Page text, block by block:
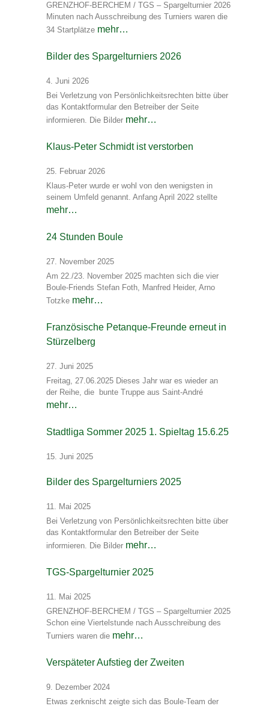
GRENZHOF-BERCHEM / TGS – Spargelturnier 2026
Minuten nach Ausschreibung des Turniers waren die
34 Startplätze mehr…
Bilder des Spargelturniers 2026
4. Juni 2026
Bei Verletzung von Persönlichkeitsrechten bitte über
das Kontaktformular den Betreiber der Seite
informieren. Die Bilder mehr…
Klaus-Peter Schmidt ist verstorben
25. Februar 2026
Klaus-Peter wurde er wohl von den wenigsten in
seinem Umfeld genannt. Anfang April 2022 stellte
mehr…
24 Stunden Boule
27. November 2025
Am 22./23. November 2025 machten sich die vier
Boule-Friends Stefan Foth, Manfred Heider, Arno
Totzke mehr…
Französische Petanque-Freunde erneut in
Stürzelberg
27. Juni 2025
Freitag, 27.06.2025 Dieses Jahr war es wieder an
der Reihe, die bunte Truppe aus Saint-André
mehr…
Stadtliga Sommer 2025 1. Spieltag 15.6.25
15. Juni 2025
Bilder des Spargelturniers 2025
11. Mai 2025
Bei Verletzung von Persönlichkeitsrechten bitte über
das Kontaktformular den Betreiber der Seite
informieren. Die Bilder mehr…
TGS-Spargelturnier 2025
11. Mai 2025
GRENZHOF-BERCHEM / TGS – Spargelturnier 2025
Schon eine Viertelstunde nach Ausschreibung des
Turniers waren die mehr…
Verspäteter Aufstieg der Zweiten
9. Dezember 2024
Etwas zerknischt zeigte sich das Boule-Team der